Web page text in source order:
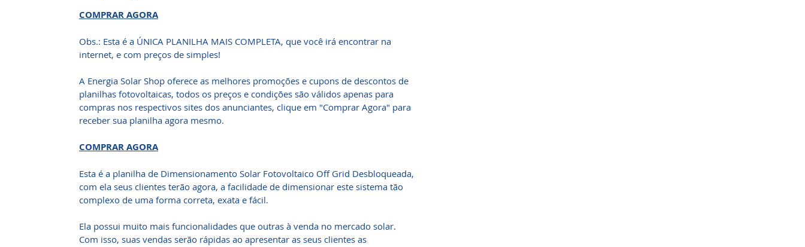
COMPRAR AGORA
Obs.: Esta é a ÚNICA PLANILHA MAIS COMPLETA, que você irá encontrar na
internet, e com preços de simples!
A Energia Solar Shop oferece as melhores promoções e cupons de descontos de
planilhas fotovoltaicas, todos os preços e condições são válidos apenas para
compras nos respectivos sites dos anunciantes, clique em "Comprar Agora" para
receber sua planilha agora mesmo.
COMPRAR AGORA
Esta é a planilha de Dimensionamento Solar Fotovoltaico Off Grid Desbloqueada,
com ela seus clientes terão agora, a facilidade de dimensionar este sistema tão
complexo de uma forma correta, exata e fácil.
Ela possui muito mais funcionalidades que outras à venda no mercado solar.
Com isso, suas vendas serão rápidas ao apresentar as seus clientes as